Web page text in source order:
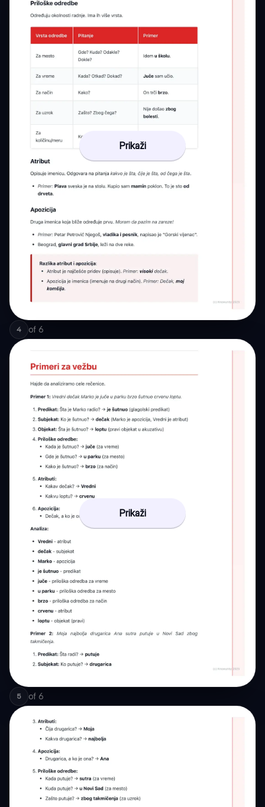
Prikaži
4 of 6
Prikaži
5 of 6